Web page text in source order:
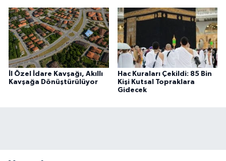
İl Özel İdare Kavşağı, Akıllı
Kavşağa Dönüştürülüyor
Hac Kuraları Çekildi: 85 Bin
Kişi Kutsal Topraklara
Gidecek